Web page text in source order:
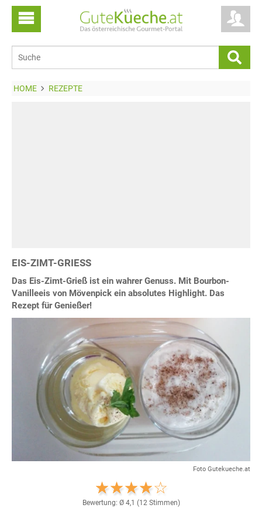
HOME REZEPTE
EIS-ZIMT-GRIESS
Das Eis-Zimt-Grieß ist ein wahrer Genuss. Mit Bourbon-
Vanilleeis von Mövenpick ein absolutes Highlight. Das
Rezept für Genießer!
Foto Gutekueche.at
Bewertung: Ø 4,1 (12Stimmen)